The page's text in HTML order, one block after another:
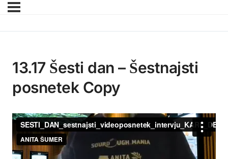
13.17 Šesti dan – Šestnajsti
posnetek Copy